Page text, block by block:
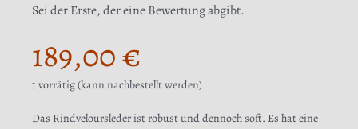
Sei der Erste, der eine Bewertung abgibt.
189,00€
1 vorrätig (kann nachbestellt werden)
Das Rindveloursleder ist robust und dennoch soft. Es hat eine